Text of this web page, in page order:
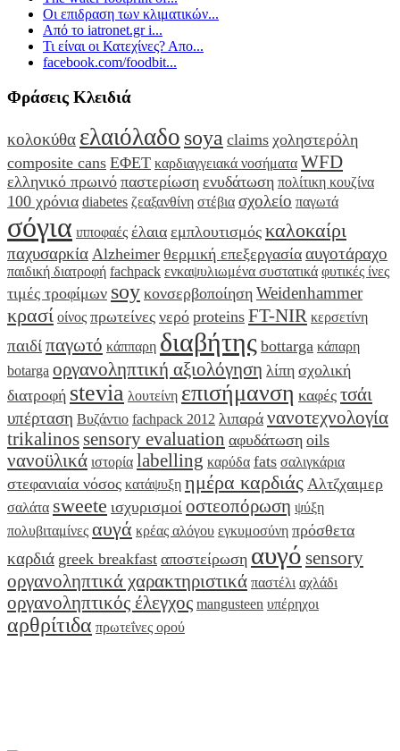
Οι επιδραση των κλιματικών...
Από το iatronet.gr i...
Τι είναι οι Κατεχίνες? Απο...
facebook.com/foodbit...
Φράσεις Κλειδιά
κολοκύθα ελαιόλαδο soya claims χοληστερόλη
composite cans ΕΦΕΤ καρδιαγγειακά νοσήματα WFD
ελληνικό πρωινό παστερίωση ενυδάτωση πολίτικη κουζίνα
100 χρόνια diabetes ζεαξανθίνη στέβια σχολείο παγωτά
σόγια ιπποφαές έλαια εμπλουτισμός καλοκαίρι
παχυσαρκία Alzheimer θερμική επεξεργασία αυγοτάραχο
παιδική διατροφή fachpack ενκαψυλιωμένα συστατικά φυτικές ίνες
τιμές τροφίμων soy κονσερβοποίηση Weidenhammer
κρασί οίνος πρωτείνες νερό proteins FT-NIR κερσετίνη
παιδίπαγωτό κάππαρη διαβήτης bottarga κάπαρη
botarga οργανοληπτική αξιολόγηση λίπη σχολική
διατροφή stevia λουτείνη επισήμανση καφές τσάι
υπέρταση Βυζάντιο fachpack 2012 λιπαρά νανοτεχνολογία
trikalinossensory evaluation αφυδάτωση oils
νανοϋλικά ιστορία labelling καρύδα fats σαλιγκάρια
στεφανιαία νόσος κατάψυξη ημέρα καρδιάς Αλτζχαιμερ
σαλάτα sweete ισχυρισμοί οστεοπόρωση ψύξη
πολυβιταμίνες αυγά κρέας αλόγου εγκυμοσύνη πρόσθετα
καρδιά greek breakfast αποστείρωση αυγό sensory
οργανοληπτικά χαρακτηριστικά παστέλι αχλάδι
οργανοληπτικός έλεγχος mangusteen υπέρηχοι
αρθρίτιδα πρωτεΐνες ορού